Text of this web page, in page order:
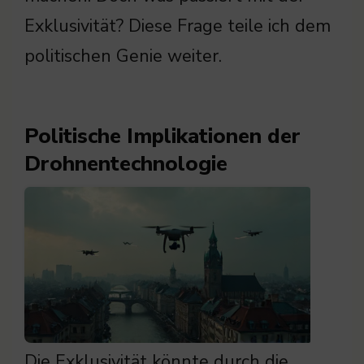
Exklusivität? Diese Frage teile ich dem
politischen Genie weiter.
Politische Implikationen der
Drohnentechnologie